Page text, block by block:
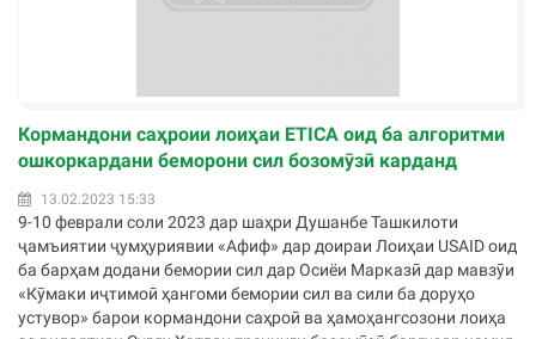
Кормандони саҳроии лоиҳаи ETICA оид ба алгоритми
ошкоркардани беморони сил бозомӯзӣ карданд
13.02.2023 15:33
9-10 феврали соли 2023 дар шаҳри Душанбе Ташкилоти
ҷамъиятии ҷумҳуриявии «Афиф» дар доираи Лоиҳаи USAID оид
ба барҳам додани бемории сил дар Осиёи Марказӣ дар мавзӯи
«Кӯмаки иҷтимоӣ ҳангоми бемории сил ва сили ба доруҳо
устувор» барои кормандони саҳроӣ ва ҳамоҳангсозони лоиҳа